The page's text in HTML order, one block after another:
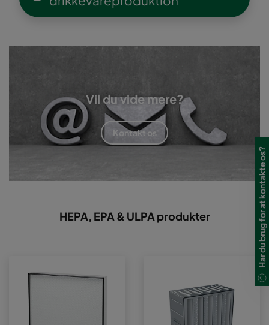
Vil du vide mere?
Kontakt os
HEPA, EPA & ULPA produkter Har du brug for at kontakte os?